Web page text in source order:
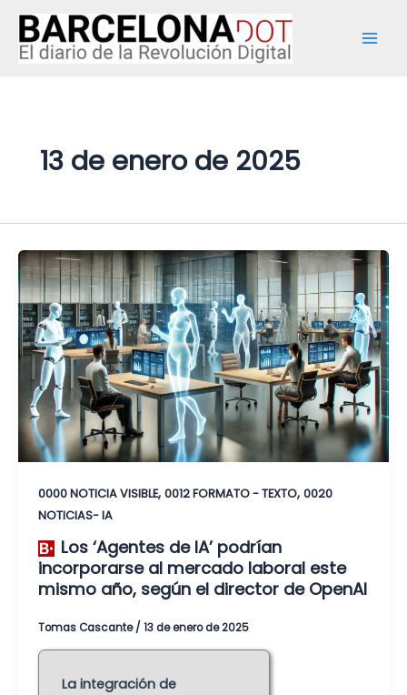
contenido
13 de enero de 2025
0000 NOTICIA VISIBLE, 0012 FORMATO - TEXTO, 0020
NOTICIAS- IA
Los ‘Agentes de IA’ podrían
incorporarse al mercado laboral este
mismo año, según el director de OpenAI
Tomas Cascante/ 13 de enero de 2025
La integración de